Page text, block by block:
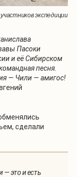
экспедиции
Пасоки
и её Сибирском
песня.
— Чили — амигос!
сделали
это и есть